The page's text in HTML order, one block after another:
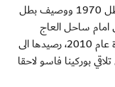
وهي النقطة الاولى في النسخة الحالية للسودان بطل 1970 ووصيف بطل
الاولى امام ساحل العاج
صفر-1، فيما رفعت انغولا مضيفة النسخة الاخيرة عام 2010، رصيدها الى
بوركينا فاسو لاحقا